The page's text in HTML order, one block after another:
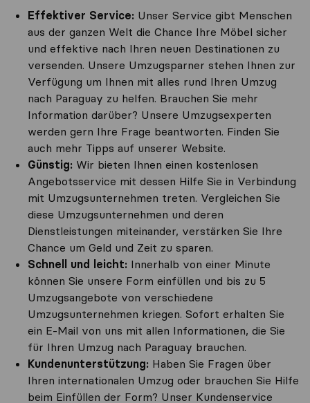
Effektiver Service: Unser Service gibt Menschen
aus der ganzen Welt die Chance Ihre Möbel sicher
und effektive nach Ihren neuen Destinationen zu
versenden. Unsere Umzugsparner stehen Ihnen zur
Verfügung um Ihnen mit alles rund Ihren Umzug
nach Paraguay zu helfen. Brauchen Sie mehr
Information darüber? Unsere Umzugsexperten
werden gern Ihre Frage beantworten. Finden Sie
auch mehr Tipps auf unserer Website.
Günstig: Wir bieten Ihnen einen kostenlosen
Angebotsservice mit dessen Hilfe Sie in Verbindung
mit Umzugsunternehmen treten. Vergleichen Sie
diese Umzugsunternehmen und deren
Dienstleistungen miteinander, verstärken Sie Ihre
Chance um Geld und Zeit zu sparen.
Schnell und leicht: Innerhalb von einer Minute
können Sie unsere Form einfüllen und bis zu 5
Umzugsangebote von verschiedene
Umzugsunternehmen kriegen. Sofort erhalten Sie
ein E-Mail von uns mit allen Informationen, die Sie
für Ihren Umzug nach Paraguay brauchen.
Kundenunterstützung: Haben Sie Fragen über
Ihren internationalen Umzug oder brauchen Sie Hilfe
beim Einfüllen der Form? Unser Kundenservice